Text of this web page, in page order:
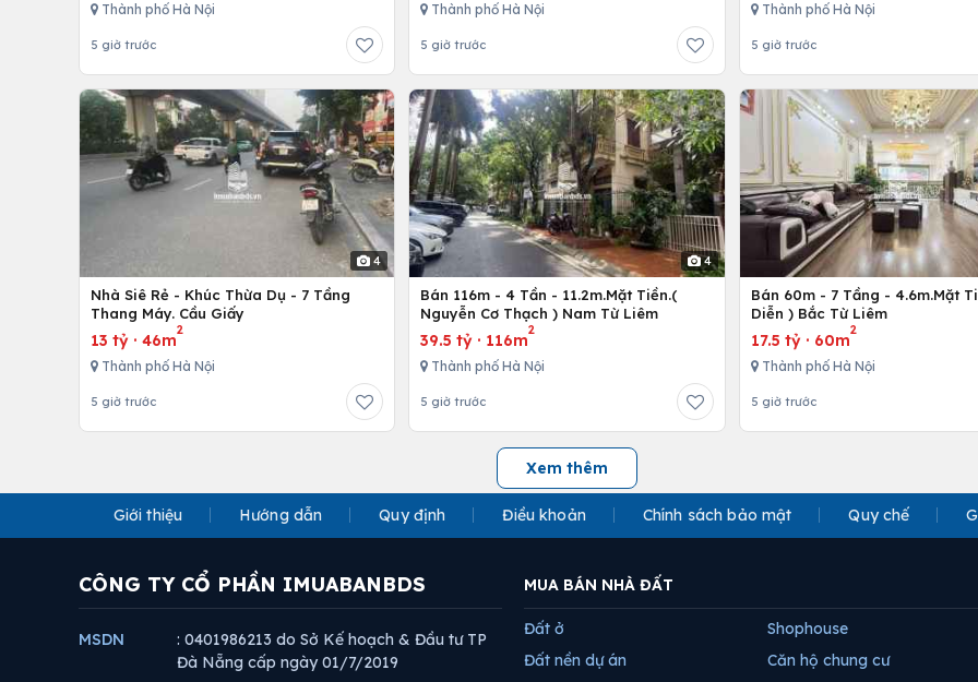
Thành phố Hà Nội
5 giờ trước
Thành phố Hà Nội
5 giờ trước
Thành phố Hà Nội
5 giờ trước
4
Nhà Siê Rẻ - Khúc Thừa Dụ - 7 Tầng
Thang Máy. Cầu Giấy
13 tỷ · 46m
2
Thành phố Hà Nội
5 giờ trước
4
Bán 116m - 4 Tần - 11.2m.Mặt Tiền.(
Nguyễn Cơ Thạch ) Nam Từ Liêm
39.5 tỷ · 116m
2
Thành phố Hà Nội
5 giờ trước
Bán 60m - 7 Tầng - 4.6m.Mặt
Diễn ) Bắc Từ Liêm
17.5 tỷ· 60m
2
Thành phố Hà Nội
5 giờ trước
Xem thêm
Giới thiệu Hướng dẫn Quy định Điều khoản Chính sách bảo mật Quy chế
CÔNG TY CỔ PHẦN IMUABANBDS
MSDN
: 0401986213 do Sở Kế hoạch & Đầu tư TP
Đà Nẵng cấp ngày 01/7/2019
MUA BÁN NHÀ ĐẤT
Đất ở
Đất nền dự án
Shophouse
Căn hộ chung cư